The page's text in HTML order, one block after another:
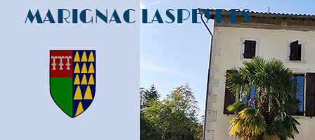
MARIGNAC LASPEYRES